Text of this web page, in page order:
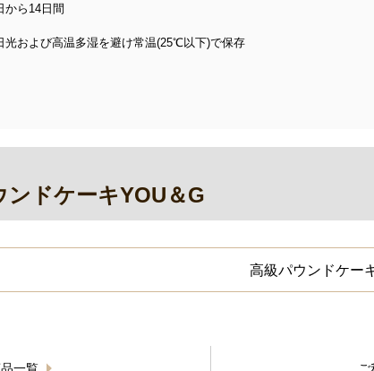
から14日間
光および高温多湿を避け常温(25℃以下)で保存
ンドケーキYOU＆G
高級パウンドケー
一覧 ご